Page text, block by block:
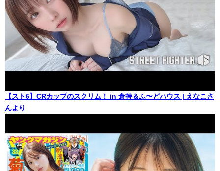
【スト6】CRカップのスクリム！ in 倉持＆ふ〜どハウス | えなこさ
んより